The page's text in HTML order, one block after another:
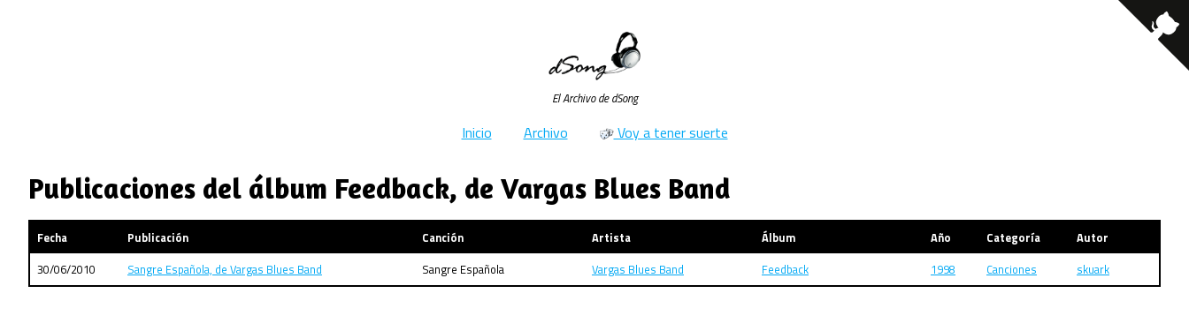
El Archivo de dSong
Inicio Archivo Voy a tener suerte
Publicaciones del álbum Feedback, de Vargas Blues Band
Fecha Publicación Canción Artista Álbum Año Categoría
Autor
30/06/2010
Sangre Española, de Vargas Blues Band Sangre Española Vargas Blues Band Feedback 1998 Canciones skuark